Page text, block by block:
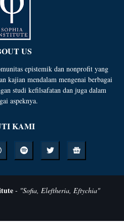
US
epistemik dan nonprofit yang
kajian mendalam mengenai berbagai
studi kefilsafatan dan juga dalam
aspeknya.
KAMI
- "Sofia, Eleftheria, Eftychia"